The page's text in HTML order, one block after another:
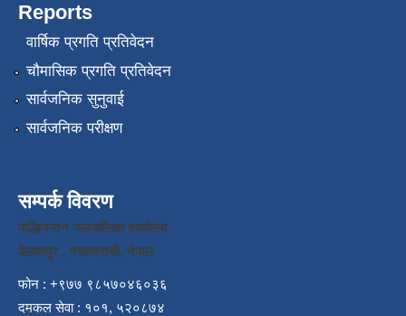
Reports
वार्षिक प्रगति प्रतिवेदन
चौमासिक प्रगति प्रतिवेदन
सार्वजनिक सुनुवाई
सार्वजनिक परीक्षण
सम्पर्क विवरण
पाल्हिनन्दन गाउपालिका कार्यालय
बेलाशपुर , नवलपरासी, नेपाल
फोन : +९७७ ९८५७०४६०३६
दमकल सेवा : १०१, ५२०८७४